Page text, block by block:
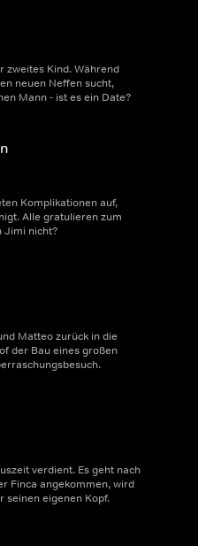
zweites Kind. Während
neuen Neffen sucht,
Mann - ist es ein Date?
Komplikationen auf,
Alle gratulieren zum
Jimi nicht?
Matteo zurück in die
der Bau eines großen
verdient. Es geht nach
Finca angekommen, wird
seinen eigenen Kopf.